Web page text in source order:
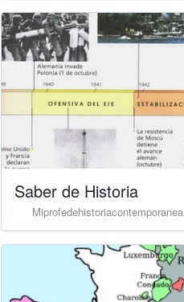
Saber de Historia
Miprofedehistoriacontemporanea